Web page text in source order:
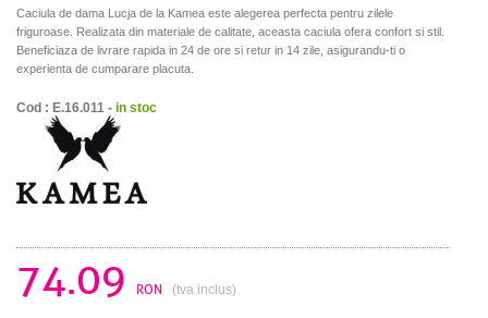
Caciula de dama Lucja de la Kamea este alegerea perfecta pentru zilele
friguroase. Realizata din materiale de calitate, aceasta caciula ofera confort si stil.
Beneficiaza de livrare rapida in 24 de ore si retur in 14 zile, asigurandu-ti o
experienta de cumparare placuta.
Cod : E.16.011 - in stoc
74.09 RON (tva inclus)